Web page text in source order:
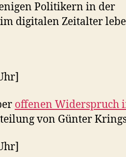
Politikern in der
im digitalen Zeitalter
offenen Widerspruch
von Günter